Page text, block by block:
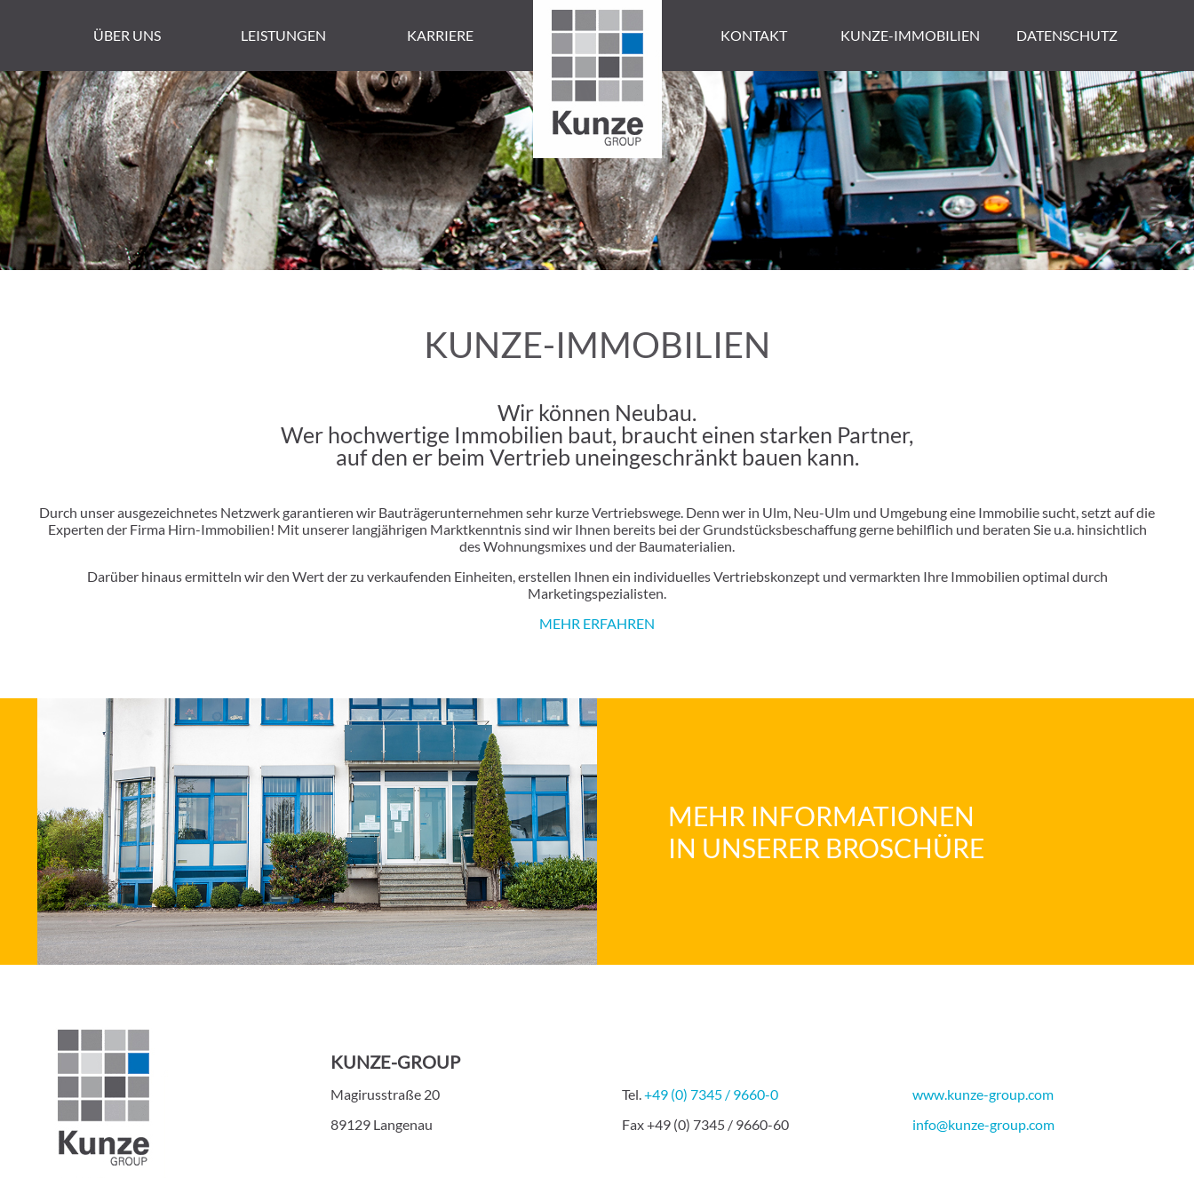
ÜBER UNS LEISTUNGEN KARRIERE KONTAKT KUNZE-IMMOBILIEN DATENSCHUTZ
KUNZE-IMMOBILIEN
Wir können Neubau.
Wer hochwertige Immobilien baut, braucht einen starken Partner,
auf den er beim Vertrieb uneingeschränkt bauen kann.
Durch unser ausgezeichnetes Netzwerk garantieren wir Bauträgerunternehmen sehr kurze Vertriebswege. Denn wer in Ulm, Neu-Ulm und Umgebung eine Immobilie sucht, setzt auf die
Experten der Firma Hirn-Immobilien! Mit unserer langjährigen Marktkenntnis sind wir Ihnen bereits bei der Grundstücksbeschaffung gerne behilflich und beraten Sie u.a. hinsichtlich
des Wohnungsmixes und der Baumaterialien.
Darüber hinaus ermitteln wir den Wert der zu verkaufenden Einheiten, erstellen Ihnen ein individuelles Vertriebskonzept und vermarkten Ihre Immobilien optimal durch
Marketingspezialisten.
MEHR ERFAHREN
MEHR INFORMATIONEN
IN UNSERER BROSCHÜRE
KUNZE-GROUP
Magirusstraße 20
89129 Langenau
Tel.+49 (0) 7345 / 9660-0
Fax +49 (0) 7345 / 9660-60
www.kunze-group.com
info@kunze-group.com